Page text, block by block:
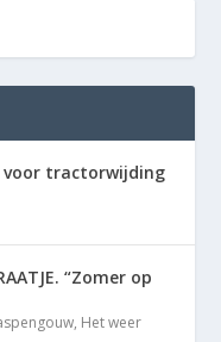
voor tractorwijding
“Zomer op
, Het weer